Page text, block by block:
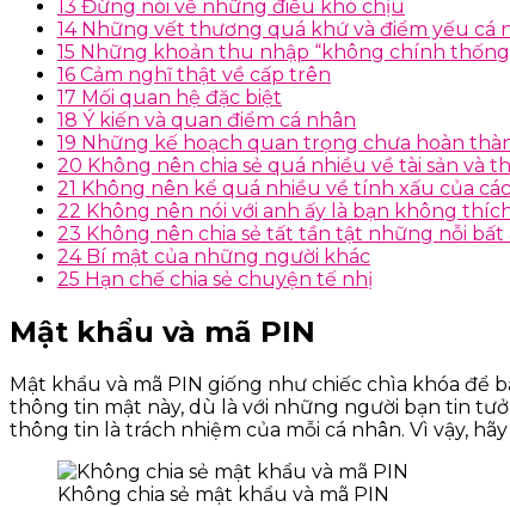
13 Đừng nói về những điều khó chịu
14Những vết thương quá khứ và điểm yếu cá
15 Những khoản thu nhập “không chính
16 Cảm nghĩ thật về cấp trên
17 Mối quan hệ đặc biệt
18 Ý kiến và quan điểm cá nhân
19 Những kế hoạch quan trọng chưa hoàn
20 Không nên chia sẻ quá nhiều về tài sản và
21 Không nên kể quá nhiều về tính xấu của
22 Không nên nói với anh ấy là bạn không
23 Không nên chia sẻ tất tần tật những nỗi bất
24Bí mật của những người khác
25 Hạn chế chia sẻ chuyện tế nhị
Mật khẩu và mã PIN
Mật khẩu và mã PIN giống như chiếc chìa khóa để
thông tin mật này, dù là với những người bạn tin
thông tin là trách nhiệm của mỗi cá nhân. Vì vậy,
Không chia sẻ mật khẩu và mã PIN